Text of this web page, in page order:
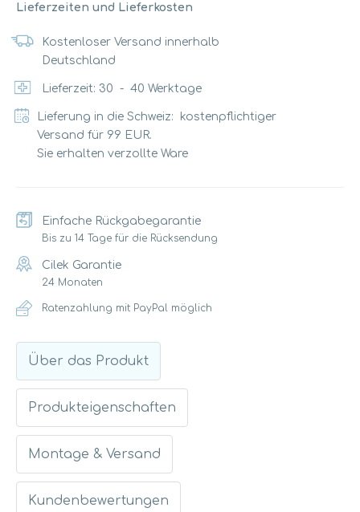
Lieferzeiten und Lieferkosten
Kostenloser Versand innerhalb
Deutschland
Lieferzeit: 30 - 40 Werktage
Lieferung in die Schweiz: kostenpflichtiger
Versand für 99 EUR.
Sie erhalten verzollte Ware
Einfache Rückgabegarantie
Bis zu 14 Tage für die Rücksendung
Cilek Garantie
24 Monaten
Ratenzahlung mit PayPal möglich
Über das Produkt
Produkteigenschaften
Montage & Versand
Kundenbewertungen